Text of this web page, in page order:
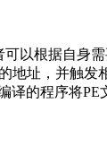
以根据自
址，并触发
译的程序将